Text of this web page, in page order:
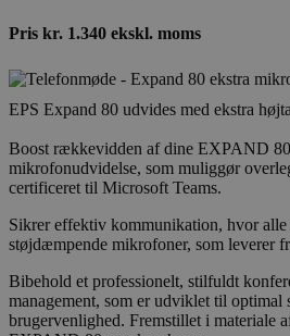
Pris kr. 1.340 ekskl. moms
EPS Expand 80 udvides med ekstra
Boost rækkevidden af dine EXPAND 80
mikrofonudvidelse, som muliggør
certificeret til Microsoft Teams.
Sikrer effektiv kommunikation, hvor alle
støjdæmpende mikrofoner, som leverer
Bibehold et professionelt, stilfuldt
management, som er udviklet til optimal
brugervenlighed. Fremstillet i materiale
Nødvendige cookies er dem der
opretholde den grundlæggende
Heriblandt brugerlogins.
Navn